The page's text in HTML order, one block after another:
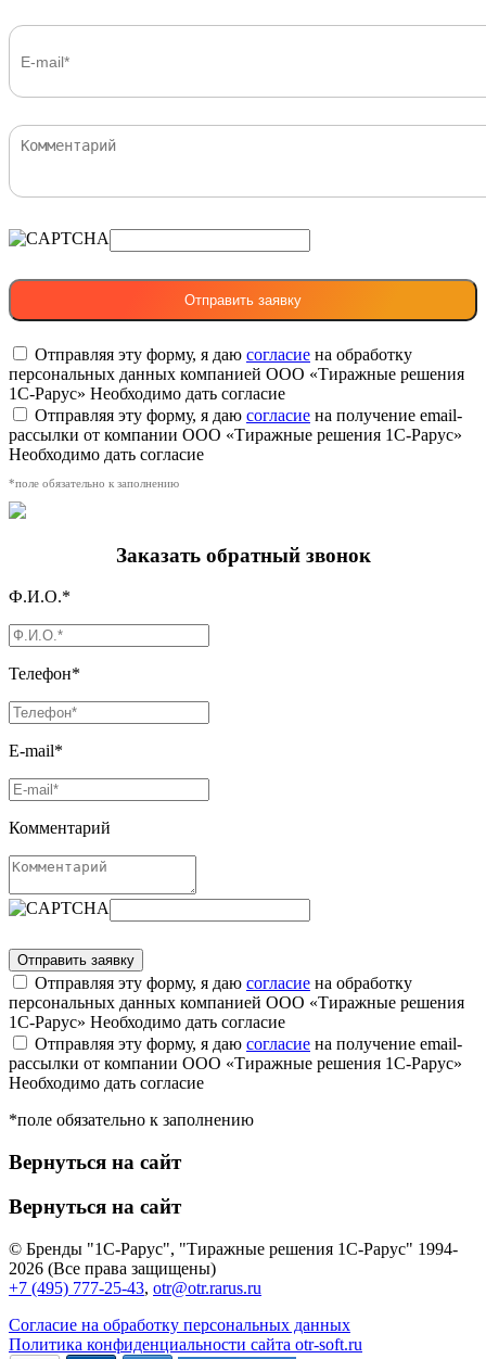
Отправляя эту форму, я даю согласие на обработку
персональных данных компанией ООО «Тиражные решения
1С-Рарус» Необходимо дать согласие
Отправляя эту форму, я даю согласие на получение email-
рассылки от компании ООО «Тиражные решения 1С-Рарус»
Необходимо дать согласие
*поле обязательно к заполнению
Заказать обратный звонок
Ф.И.О.*
Телефон*
E-mail*
Комментарий
Отправляя эту форму, я даю согласие на обработку
персональных данных компанией ООО «Тиражные решения
1С-Рарус» Необходимо дать согласие
Отправляя эту форму, я даю согласие на получение email-
рассылки от компании ООО «Тиражные решения 1С-Рарус»
Необходимо дать согласие
*поле обязательно к заполнению
Вернуться на сайт
Вернуться на сайт
© Бренды "1С-Рарус", "Тиражные решения 1С-Рарус" 1994-
2026 (Все права защищены)
+7 (495) 777-25-43, otr@otr.rarus.ru
Согласие на обработку персональных данных
Политика конфиденциальности сайта otr-soft.ru